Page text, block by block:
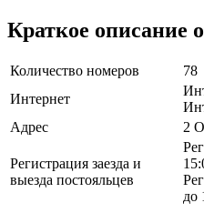
Краткое описание
Количество номеров
78
Интернет
Адрес
2
Регистрация заезда и
выезда постояльцев
до